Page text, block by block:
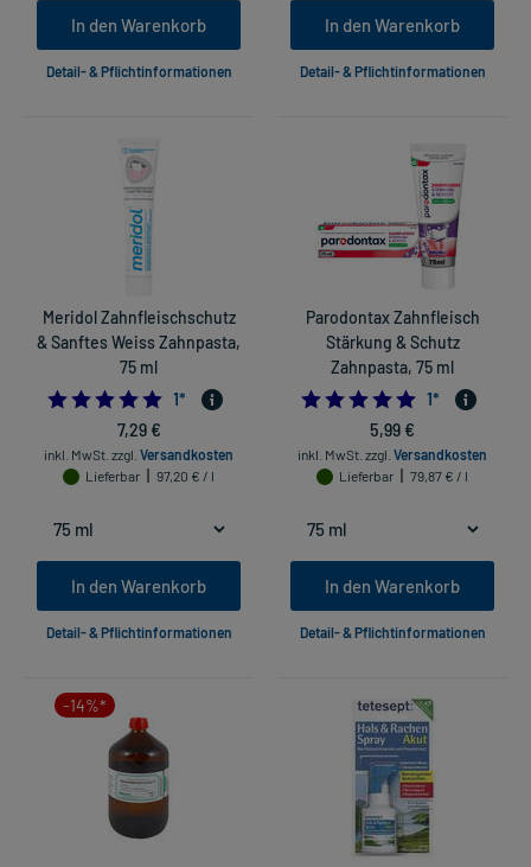
In den Warenkorb
Detail- & Pflichtinformationen
In den Warenkorb
Detail- & Pflichtinformationen
Meridol Zahnfleischschutz
& Sanftes Weiss Zahnpasta,
75 ml
5.0
1*
7,29 €
inkl. MwSt. zzgl. Versandkosten
Lieferbar
97,20 € / l
In den Warenkorb
Detail- & Pflichtinformationen
Parodontax Zahnfleisch
Stärkung & Schutz
Zahnpasta, 75 ml
5.0
1*
5,99 €
inkl. MwSt. zzgl. Versandkosten
Lieferbar
79,87 € / l
In den Warenkorb
Detail- & Pflichtinformationen
-14%*